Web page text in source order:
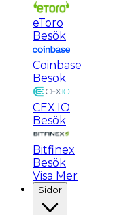
eToro
Besök
Coinbase
Besök
CEX.IO
Besök
Bitfinex
Besök
Visa Mer
Sidor